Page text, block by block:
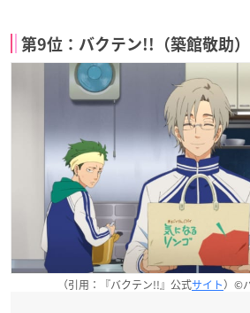
第9位：バクテン!!（築館敬助
（引用：『バクテン!!』公式サイト）©